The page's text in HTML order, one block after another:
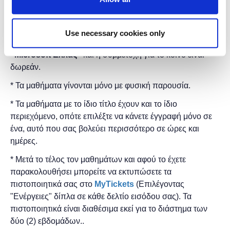
Use necessary cookies only
"MicrosoftΕλλάς"και ησυμμετοχή για το κοινό είναι
δωρεάν.
* Τα μαθήματα γίνονται μόνο με φυσική παρουσία.
* Τα μαθήματα με το ίδιο τίτλο έχουν και το ίδιο
περιεχόμενο, οπότε επιλέξτε να κάνετε έγγραφή μόνο σε
ένα, αυτό που σας βολεύει περισσότερο σε ώρες και
ημέρες.
* Μετά το τέλος τον μαθημάτων και αφού το έχετε
παρακολουθήσει μπορείτε να εκτυπώσετε τα
πιστοποιητικά ​σας στο MyTickets (Επιλέγοντας
"Ενέργειες" δίπλα σε κάθε δελτίο εισόδου σας). Τα
πιστοποιητικά είναι διαθέσιμα εκεί για το διάστημα των
δύο (2) εβδομάδων..